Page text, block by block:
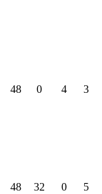
48 0 4 3
48 32 0 5